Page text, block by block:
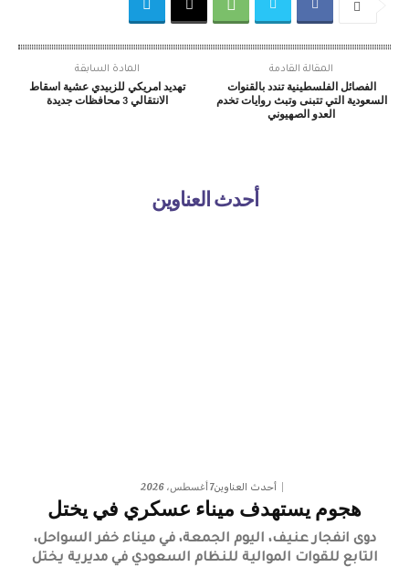
المادة السابقة
تهديد امريكي للزبيدي عشية اسقاط
الانتقالي 3 محافظات جديدة
المقالة القادمة
الفصائل الفلسطينية تندد بالقنوات
السعودية التي تتبنى وتبث روايات تخدم
العدو الصهيوني
أحدث العناوين
أحدث العناوين7 أغسطس، 2026
هجوم يستهدف ميناء عسكري في يختل
دوى انفجار عنيف، اليوم الجمعة، في ميناء خفر السواحل،
التابع للقوات الموالية للنظام السعودي في مديرية يختل